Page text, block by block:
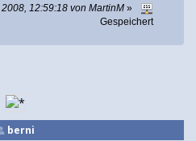
12:59:18 von MartinM »
Gespeichert
berni